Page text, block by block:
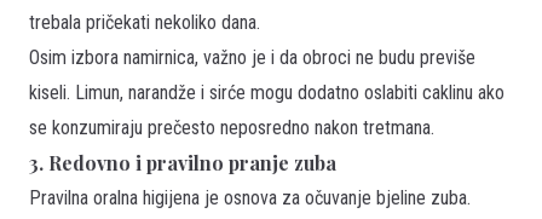
trebala pričekati nekoliko dana.
Osim izbora namirnica, važno je i da obroci ne budu previše
kiseli. Limun, narandže i sirće mogu dodatno oslabiti caklinu ako
se konzumiraju prečesto neposredno nakon tretmana.
3. Redovno i pravilno pranje zuba
Pravilna oralna higijena je osnova za očuvanje bjeline zuba.